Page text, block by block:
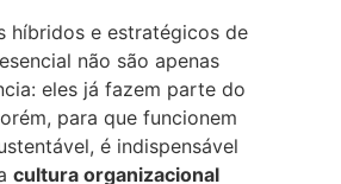
híbridos e estratégicos de
não são apenas
eles já fazem parte do
para que funcionem
é indispensável
cultura organizacional